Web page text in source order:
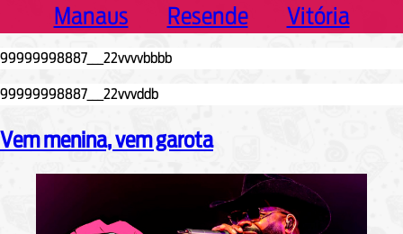
Manaus
Resende Vitória
Vem menina, vem garota